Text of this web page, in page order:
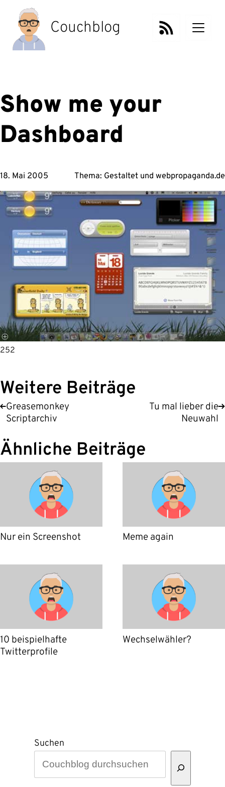
Inhalt
springen
Couchblog
Show me your
Dashboard
18. Mai 2005 Thema: Gestaltet und webpropaganda.de
252
Weitere Beiträge
Greasemonkey
Scriptarchiv
Tu mal lieber die
Neuwahl
Ähnliche Beiträge
Nur ein Screenshot Meme again
10 beispielhafte
Twitterprofile
Wechselwähler?
Suchen